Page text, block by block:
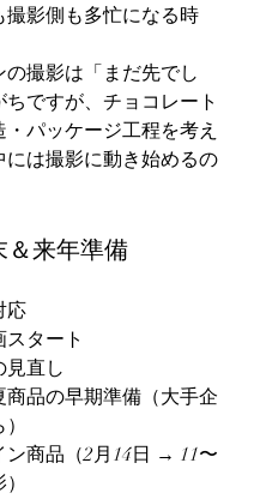
撮影側も多忙になる時
撮影は「まだ先でし
ちですが、チョコレート
パッケージ工程を考え
には撮影に動き始めるの
＆来年準備
応
スタート
見直し
商品の早期準備（大手企
ン商品（2月14日 → 11〜